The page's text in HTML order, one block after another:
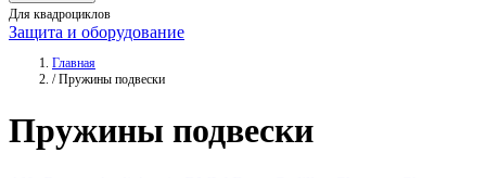
Для квадроциклов
Защита и оборудование
Главная
/ Пружины подвески
Пружины подвески